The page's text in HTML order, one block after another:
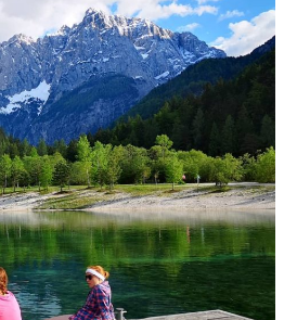
en
Slovénie